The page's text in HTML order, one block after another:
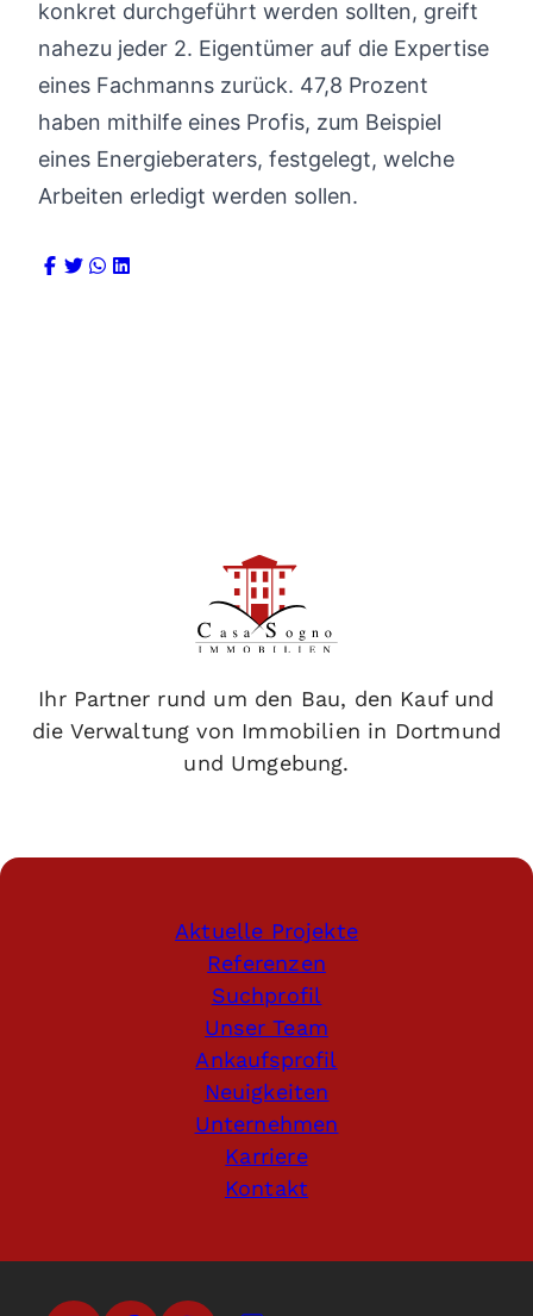
konkret durchgeführt werden sollten, greift
nahezu jeder 2. Eigentümer auf die Expertise
eines Fachmanns zurück. 47,8 Prozent
haben mithilfe eines Profis, zum Beispiel
eines Energieberaters, festgelegt, welche
Arbeiten erledigt werden sollen.
Ihr Partner rund um den Bau, den Kauf und
die Verwaltung von Immobilien in Dortmund
und Umgebung.
Aktuelle Projekte
Referenzen
Suchprofil
Unser Team
Ankaufsprofil
Neuigkeiten
Unternehmen
Karriere
Kontakt